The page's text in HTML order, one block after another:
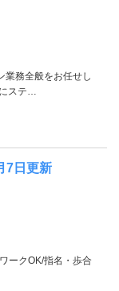
業務全般をお任せし
ステ…
7日更新
ークOK/指名・歩合